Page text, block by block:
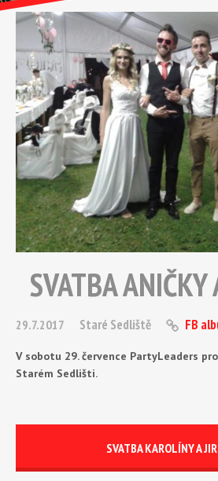
SVATBA
29.7.2017 Staré Sedliště FB
V sobotu 29. července PartyLeaders
Starém Sedlišti.
SVATBA KAROLÍNY A